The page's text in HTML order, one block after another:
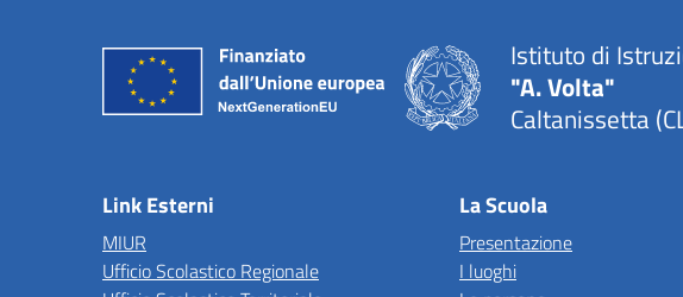
Istituto di
"A. Volta"
Caltanissetta
Link Esterni
MIUR
Ufficio Scolastico Regionale
La Scuola
Presentazione
I luoghi